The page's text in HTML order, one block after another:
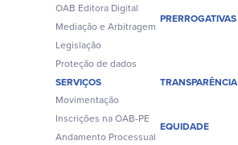
OAB Editora Digital
Mediação e Arbitragem
Legislação
Proteção de dados
PRERROGATIVAS
SERVIÇOS
Movimentação
Inscrições na OAB-PE
Andamento Processual
TRANSPARÊNCIA
EQUIDADE